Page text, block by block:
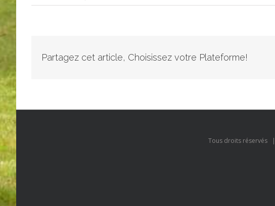
Partagez cet article, Choisissez votre Plateforme!
Tous droits réservés |